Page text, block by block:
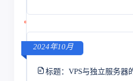
2024年10月
标题： VPS与独立服务器